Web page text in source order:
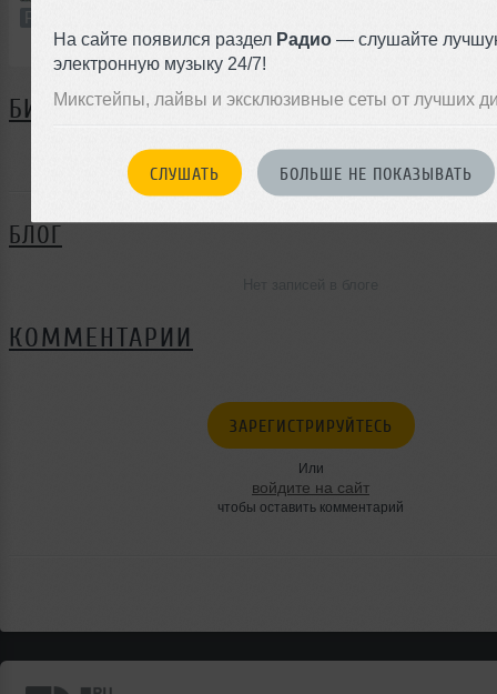
На сайте появился раздел Радио — слушайте
электронную музыку 24/7!
Микстейпы, лайвы и эксклюзивные сеты от лучших
СЛУШАТЬ БОЛЬШЕ НЕ ПОКАЗЫВАТЬ
Радио-шоу
БИОГРАФИЯ
DJ Slaider ещё не поделился своей биографией
БЛОГ
КОММЕНТАРИИ
ЗАРЕГИСТРИРУЙТЕСЬ
Или
войдите на сайт
чтобы оставить комментарий